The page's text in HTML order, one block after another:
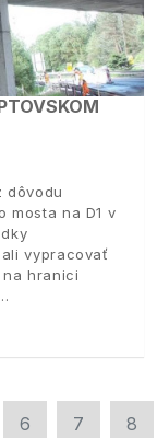
dôvodu
mosta na D1 v
vypracovať
hranici
6 7 8